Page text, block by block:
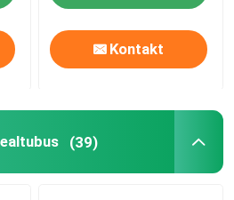
Kontakt
(39)